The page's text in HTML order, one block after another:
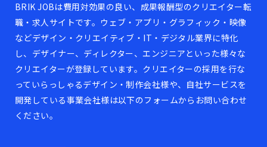
BRIK JOBは費用対効果の良い、成果報酬型のクリエイター転
職・求人サイトです。ウェブ・アプリ・グラフィック・映像
などデザイン・クリエイティブ・IT・デジタル業界に特化
し、デザイナー、ディレクター、エンジニアといった様々な
クリエイターが登録しています。クリエイターの採用を行な
っていらっしゃるデザイン・制作会社様や、自社サービスを
開発している事業会社様は以下のフォームからお問い合わせ
ください。